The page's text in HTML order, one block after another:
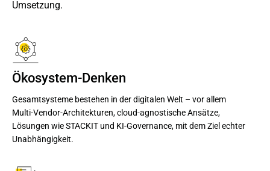
Umsetzung.
Ökosystem-Denken
Gesamtsysteme bestehen in der digitalen Welt – vor allem
Multi‑Vendor‑Architekturen, cloud‑agnostische Ansätze,
Lösungen wie STACKIT und KI‑Governance, mit dem Ziel echter
Unabhängigkeit.